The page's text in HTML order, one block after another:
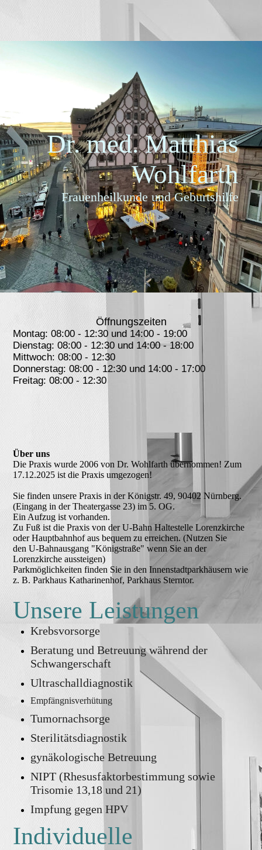
Dr. med. Matthias
Wohlfarth
Frauenheilkunde und Geburtshilfe
Öffnungszeiten
Montag: 08:00 - 12:30 und 14:00 - 19:00
Dienstag: 08:00 - 12:30 und 14:00 - 18:00
Mittwoch: 08:00 - 12:30
Donnerstag: 08:00 - 12:30 und 14:00 - 17:00
Freitag: 08:00 - 12:30
Über uns
Die Praxis wurde 2006 von Dr. Wohlfarth übernommen! Zum
17.12.2025 ist die Praxis umgezogen!
Sie finden unsere Praxis in der Königstr. 49, 90402 Nürnberg.
(Eingang in der Theatergasse 23) im 5. OG.
Ein Aufzug ist vorhanden.
Zu Fuß ist die Praxis von der U-Bahn Haltestelle Lorenzkirche
oder Hauptbahnhof aus bequem zu erreichen. (Nutzen Sie
den U-Bahnausgang "Königstraße" wenn Sie an der
Lorenzkirche aussteigen)
Parkmöglichkeiten finden Sie in den Innenstadtparkhäusern wie
z. B. Parkhaus Katharinenhof, Parkhaus Sterntor.
Unsere Leistungen
Krebsvorsorge
Beratung und Betreuung während der
Schwangerschaft
Ultraschalldiagnostik
Empfängnisverhütung
Tumornachsorge
Sterilitätsdiagnostik
gynäkologische Betreuung
NIPT (Rhesusfaktorbestimmung sowie
Trisomie 13,18 und 21)
Impfung gegen HPV
Individuelle